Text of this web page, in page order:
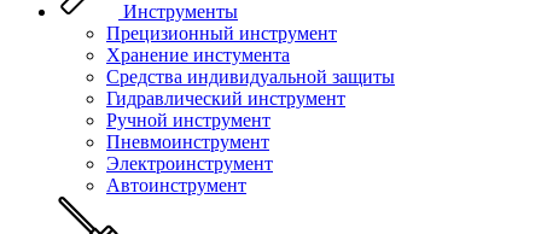
Инструменты
Прецизионный инструмент
Хранение инстумента
Средства индивидуальной защиты
Гидравлический инструмент
Ручной инструмент
Пневмоинструмент
Электроинструмент
Автоинструмент